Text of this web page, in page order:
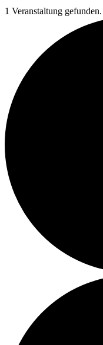
1 Veranstaltung gefunden.